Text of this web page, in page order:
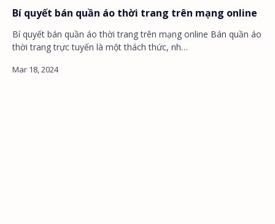
Bí quyết bán quần áo thời trang trên mạng online
Bí quyết bán quần áo thời trang trên mạng online Bán quần áo
thời trang trực tuyến là một thách thức, nh…